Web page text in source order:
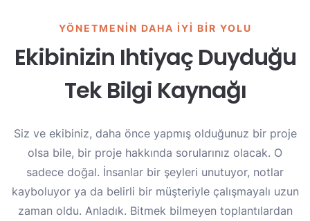
YÖNETMENIN DAHA IYI BIR YOLU
Ekibinizin Ihtiyaç Duyduğu
Tek Bilgi Kaynağı
Siz ve ekibiniz, daha önce yapmış olduğunuz bir proje
olsa bile, bir proje hakkında sorularınız olacak. O
sadece doğal. İnsanlar bir şeyleri unutuyor, notlar
kayboluyor ya da belirli bir müşteriyle çalışmayalı uzun
zaman oldu. Anladık. Bitmek bilmeyen toplantılardan